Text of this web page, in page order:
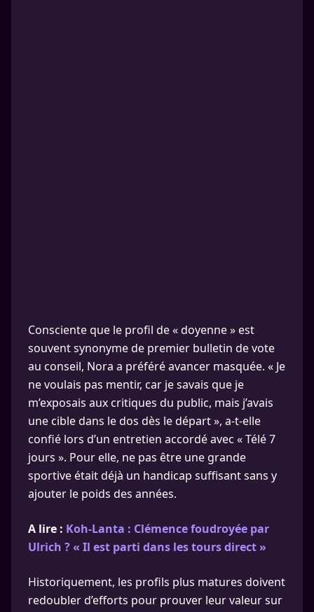
Consciente que le profil de « doyenne » est
souvent synonyme de premier bulletin de vote
au conseil, Nora a préféré avancer masquée. « Je
ne voulais pas mentir, car je savais que je
m’exposais aux critiques du public, mais j’avais
une cible dans le dos dès le départ », a-t-elle
confié lors d’un entretien accordé avec « Télé 7
jours ». Pour elle, ne pas être une grande
sportive était déjà un handicap suffisant sans y
ajouter le poids des années.
A lire : Koh-Lanta : Clémence foudroyée par
Ulrich ? « Il est parti dans les tours direct »
Historiquement, les profils plus matures doivent
redoubler d’efforts pour prouver leur valeur sur